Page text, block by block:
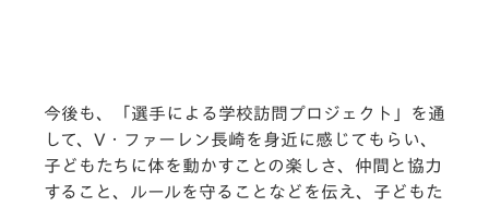
今後も、「選手による学校訪問プロジェクト」を通
して、V・ファーレン長崎を身近に感じてもらい、
子どもたちに体を動かすことの楽しさ、仲間と協力
すること、ルールを守ることなどを伝え、子どもた